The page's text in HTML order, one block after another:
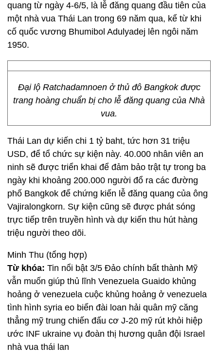
quang từ ngày 4-6/5, là lễ đăng quang đầu tiên của
một nhà vua Thái Lan trong 69 năm qua, kể từ khi
cố quốc vương Bhumibol Adulyadej lên ngôi năm
1950.
Đại lộ Ratchadamnoen ở thủ đô Bangkok được
trang hoàng chuẩn bị cho lễ đăng quang của Nhà
vua.
Thái Lan dự kiến chi 1 tỷ baht, tức hơn 31 triệu
USD, để tổ chức sự kiện này. 40.000 nhân viên an
ninh sẽ được triển khai để đảm bảo trật tự trong ba
ngày khi khoảng 200.000 người đổ ra các đường
phố Bangkok để chứng kiến lễ đăng quang của ông
Vajiralongkorn. Sự kiện cũng sẽ được phát sóng
trực tiếp trên truyền hình và dự kiến thu hút hàng
triệu người theo dõi.
Minh Thu (tổng hợp)
Từ khóa: Tin nổi bật 3/5 Đảo chính bất thành Mỹ
vẫn muốn giúp thủ lĩnh Venezuela Guaido khủng
hoảng ở venezuela cuộc khủng hoảng ở venezuela
tình hình syria eo biển đài loan hải quân mỹ căng
thẳng mỹ trung chiến đấu cơ J-20 mỹ rút khỏi hiệp
ước INF ukraine vụ đoàn thị hương quân đội Israel
nhà vua thái lan